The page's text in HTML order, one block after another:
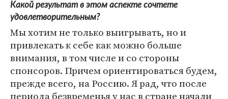
Какой результат в этом аспекте сочтете
удовлетворительным?
Мы хотим не только выигрывать, но и
привлекать к себе как можно больше
внимания, в том числе и со стороны
спонсоров. Причем ориентироваться будем,
прежде всего, на Россию. Я рад, что после
периода безвременья у нас в стране начали